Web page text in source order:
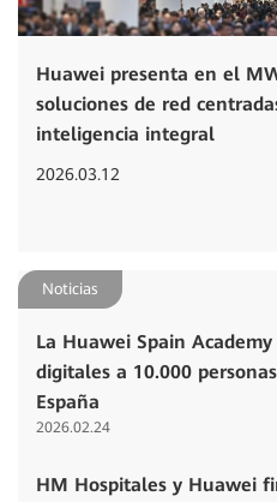
Huawei presenta en el
soluciones de red
inteligencia integral
2026.03.12
Noticias
La Huawei Spain
digitales a 10.000
España
2026.02.24
HM Hospitales y Huawei